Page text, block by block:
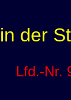
der
Lfd.-Nr.